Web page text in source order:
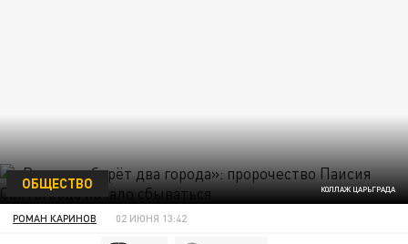
КОЛЛАЖ ЦАРЬГРАДА
ОБЩЕСТВО
РОМАН КАРИНОВ 02 ИЮНЯ 13:42